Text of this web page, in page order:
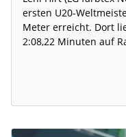
ersten U20-
Meter erreicht. Dort
2:08,22 Minuten auf